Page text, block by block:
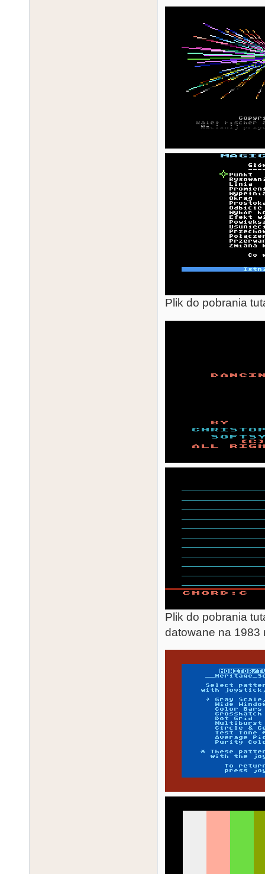
Plik do pobrania
Plik do pobrania
datowane na 1983